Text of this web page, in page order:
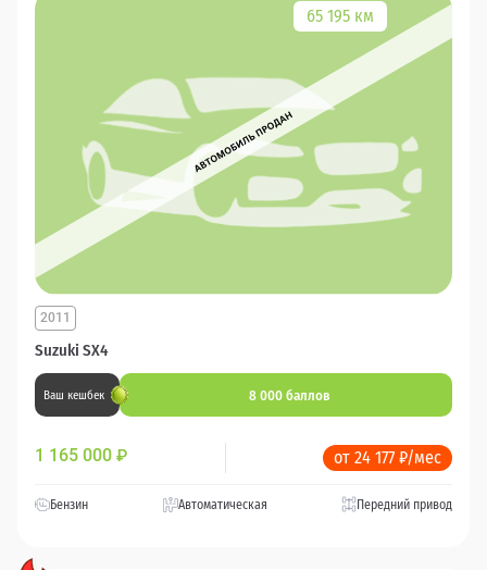
65 195 км
Suzuki SX4
2011
Ваш кешбек 8 000 баллов
1 165 000 ₽ от 24 177 ₽/мес
Бензин Автоматическая Передний привод